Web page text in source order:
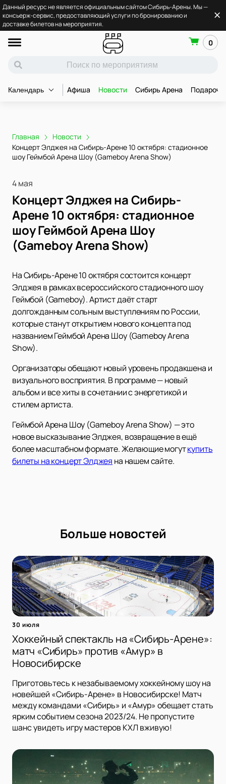
Данный ресурс не является официальным сайтом Сибирь-Арены. Мы —
консьерж-сервис, предоставляющий услуги по бронированию и
доставке билетов на мероприятия.
0
Календарь Афиша Новости Сибирь Арена
Главная
Новости
Концерт Элджея на Сибирь-Арене 10 октября: стадионное
шоу Геймбой Арена Шоу (Gameboy Arena Show)
4 мая
Концерт Элджея на Сибирь-
Арене 10 октября: стадионное
шоу Геймбой Арена Шоу
(Gameboy Arena Show)
На Сибирь-Арене 10 октября состоится концерт
Элджея в рамках всероссийского стадионного шоу
Геймбой (Gameboy). Артист даёт старт
долгожданным сольным выступлениям по России,
которые станут открытием нового концепта под
названием Геймбой Арена Шоу (Gameboy Arena
Show).
Организаторы обещают новый уровень продакшена и
визуального восприятия. В программе — новый
альбом и все хиты в сочетании с энергетикой и
стилем артиста.
Геймбой Арена Шоу (Gameboy Arena Show) — это
новое высказывание Элджея, возвращение в ещё
более масштабном формате. Желающие могуткупить
билеты на концерт Элджея на нашем сайте.
Больше новостей
30 июля
Хоккейный спектакль на «Сибирь-Арене»:
матч «Сибирь» против «Амур» в
Новосибирске
Приготовьтесь к незабываемому хоккейному шоу на
новейшей «Сибирь-Арене» в Новосибирске! Матч
между командами «Сибирь» и «Амур» обещает стать
ярким событием сезона 2023/24. Не пропустите
шанс увидеть игру мастеров КХЛ вживую!